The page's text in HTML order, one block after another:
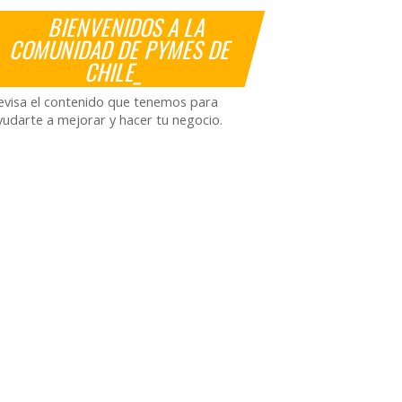
BIENVENIDOS A LA
COMUNIDAD DE PYMES DE
CHILE_
el contenido que tenemos para
a mejorar y hacer tu negocio.